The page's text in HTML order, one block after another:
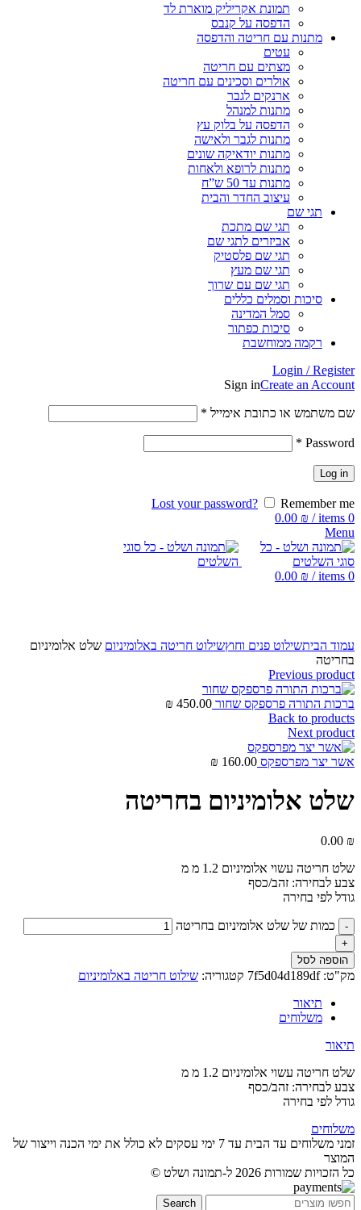
תמונת אקריליק מוארת לד
הדפסה על קנבס
מתנות עם חריטה והדפסה
עטים
מצתים עם חריטה
אולרים וסכינים עם חריטה
ארנקים לגבר
מתנות למנהל
הדפסה על בלוק עץ
מתנות לגבר ולאישה
מתנות יודאיקה שונים
מתנות לרופא ולאחות
מתנות עד 50 ש”ח
עיצוב החדר והבית
תגי שם
תגי שם מתכת
אביזרים לתגי שם
תגי שם פלסטיק
תגי שם מעץ
תגי שם עם שרוך
סיכות וסמלים כללים
סמל המדינה
סיכות כפתור
רקמה ממוחשבת
Login / Register
Sign inCreate an Account
שם משתמש או כתובת אימייל *
Password
*
Log in
Lost your password?
Remember me
0
items
/
0.00 ₪
Menu
0
items
/
0.00 ₪
עמוד הביתשילוט פנים וחוץשילוט חריטה באלומיניום שלט אלומיניום
בחריטה
Previous product
ברכות התורה פרספקס שחור 450.00
₪
Back to products
Next product
אשר יצר מפרספקס 160.00
₪
שלט אלומיניום בחריטה
0.00 ₪
שלט חריטה עשוי אלומיניום 1.2 מ מ
צבע לבחירה: זהב/כסף
גודל לפי בחירה
כמות של שלט אלומיניום בחריטה
הוספה לסל
מק"ט:7f5d04d189df קטגוריה: שילוט חריטה באלומיניום
תיאור
משלוחים
תיאור
שלט חריטה עשוי אלומיניום 1.2 מ מ
צבע לבחירה: זהב/כסף
גודל לפי בחירה
משלוחים
זמני משלוחים עד הבית עד 7 ימי עסקים לא כולל את ימי הכנה וייצור של
המוצר
כל הזכויות שמורות 2026 ל-תמונה ושלט ©
Search